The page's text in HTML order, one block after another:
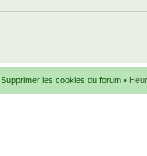
Supprimer les cookies du forum •